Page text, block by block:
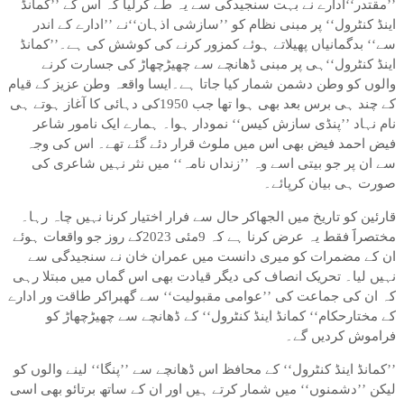
’’مقتدر‘‘ادارے نے بہت سنجیدگی سے یہ طے کرلیا کہ اس کے ’’کمانڈ
اینڈ کنٹرول‘‘ پر مبنی نظام کو ’’سازشی اذہان‘‘نے ’’ادارے کے اندر
سے‘‘ بدگمانیاں پھیلاتے ہوئے کمزور کرنے کی کوشش کی ہے۔’’کمانڈ
اینڈ کنٹرول‘‘ہی پر مبنی ڈھانچے سے چھیڑچھاڑ کی جسارت کرنے
والوں کو وطن دشمن شمار کیا جاتا ہے۔ایسا واقعہ وطن عزیز کے قیام
کے چند ہی برس بعد بھی ہوا تھا جب 1950کی دہائی کا آغاز ہوتے ہی
نام نہاد ’’پنڈی سازش کیس‘‘ نمودار ہوا۔ ہمارے ایک نامور شاعر
فیض احمد فیض بھی اس میں ملوث قرار دئے گئے تھے۔ اس کی وجہ
سے ان پر جو بیتی اسے وہ ’’زنداں نامہ‘‘ میں نثر نہیں شاعری کی
صورت ہی بیان کرپائے۔
قارئین کو تاریخ میں الجھاکر حال سے فرار اختیار کرنا نہیں چاہ رہا۔
مختصراََ فقط یہ عرض کرنا ہے کہ 9مئی 2023کے روز جو واقعات ہوئے
ان کے مضمرات کو میری دانست میں عمران خان نے سنجیدگی سے
نہیں لیا۔ تحریک انصاف کی دیگر قیادت بھی اس گماں میں مبتلا رہی
کہ ان کی جماعت کی ’’عوامی مقبولیت‘‘ سے گھبراکر طاقت ور ادارے
کے مختارحکام‘‘ کمانڈ اینڈ کنٹرول‘‘ کے ڈھانچے سے چھیڑچھاڑ کو
فراموش کردیں گے۔
’’کمانڈ اینڈ کنٹرول‘‘ کے محافظ اس ڈھانچے سے ’’پنگا‘‘ لینے والوں کو
لیکن ’’دشمنوں‘‘ میں شمار کرتے ہیں اور ان کے ساتھ برتائو بھی اسی